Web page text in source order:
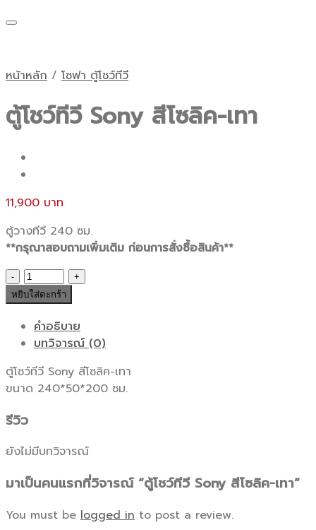
หน้าหลัก / โซฟา ตู้โชว์ทีวี
ตู้โชว์ทีวี Sony สีโซลิค-เทา
11,900
ตู้วางทีวี 240 ซม.
**กรุณาสอบถามเพิ่มเติม ก่อนการสั่งซื้อสินค้า**
จำนวน
ตู้
โชว์
ทีวี
Sony
โซ
ลิค-
ชิ้น
หยิบใส่ตะกร้า
คำอธิบาย
บทวิจารณ์ (0)
ตู้โชว์ทีวี Sony สีโซลิค-เทา
ขนาด 240*50*200 ซม.
รีวิว
ยังไม่มีบทวิจารณ์
มาเป็นคนแรกที่วิจารณ์ “ตู้โชว์ทีวี Sony สีโซลิค-เทา”
You must be logged in to post a review.